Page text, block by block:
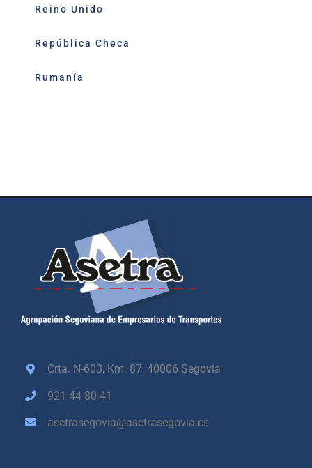
Reino Unido
República Checa
Rumanía
Crta. N-603, Km. 87,40006 Segovia
921 44 80 41
asetrasegovia@asetrasegovia.es